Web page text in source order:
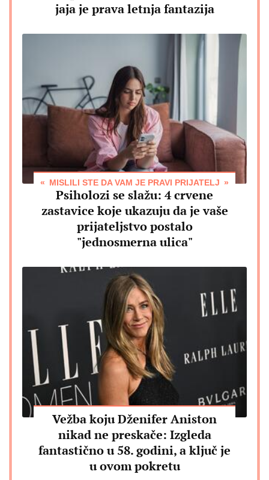
jaja je prava letnja fantazija
MISLILI STE DA VAM JE PRAVI PRIJATELJ
Psiholozi se slažu: 4 crvene
zastavice koje ukazuju da je vaše
prijateljstvo postalo
"jednosmerna ulica"
Vežba koju Dženifer Aniston
nikad ne preskače: Izgleda
fantastično u 58. godini, a ključ je
u ovom pokretu